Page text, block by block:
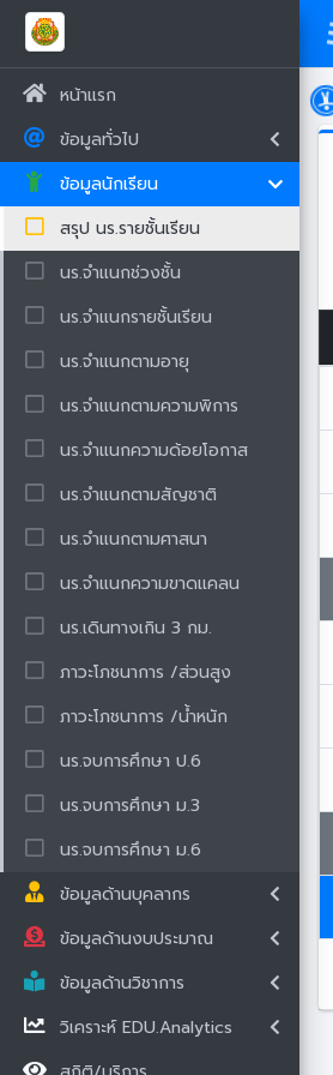
หน้าแรก
ข้อมูลทั่วไป
ข้อมูลนักเรียน
สรุป นร.รายชั้นเรียน
นร.จำแนกช่วงชั้น
นร.จำแนกรายชั้นเรียน
นร.จำแนกตามอายุ
นร.จำแนกตามความพิการ
นร.จำแนกความด้อยโอกาส
นร.จำแนกตามสัญชาติ
นร.จำแนกตามศาสนา
นร.จำแนกความขาดแคลน
นร.เดินทางเกิน 3 กม.
ภาวะโภชนาการ /ส่วนสูง
ภาวะโภชนาการ /น้ำหนัก
นร.จบการศึกษา ป.6
นร.จบการศึกษา ม.3
นร.จบการศึกษา ม.6
ข้อมูลด้านบุคลากร
ข้อมูลด้านงบประมาณ
ข้อมูลด้านวิชาการ
วิเคราะห์ EDU.Analytics